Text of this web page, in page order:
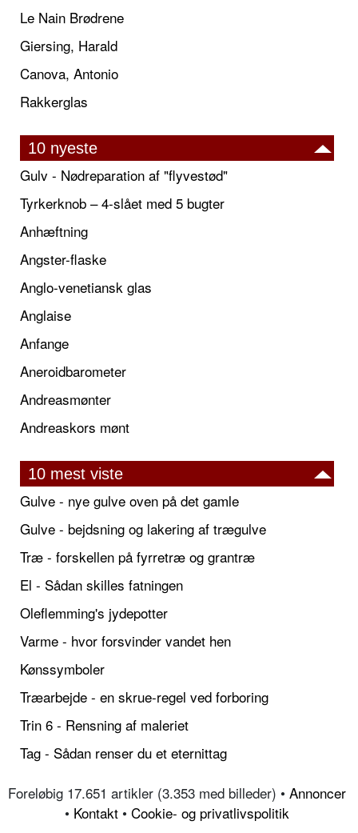
Le Nain Brødrene
Giersing, Harald
Canova, Antonio
Rakkerglas
10 nyeste
Gulv - Nødreparation af "flyvestød"
Tyrkerknob – 4-slået med 5 bugter
Anhæftning
Angster-flaske
Anglo-venetiansk glas
Anglaise
Anfange
Aneroidbarometer
Andreasmønter
Andreaskors mønt
10 mest viste
Gulve - nye gulve oven på det gamle
Gulve - bejdsning og lakering af trægulve
Træ - forskellen på fyrretræ og grantræ
El - Sådan skilles fatningen
Oleflemming's jydepotter
Varme - hvor forsvinder vandet hen
Kønssymboler
Træarbejde - en skrue-regel ved forboring
Trin 6 - Rensning af maleriet
Tag - Sådan renser du et eternittag
Foreløbig 17.651 artikler (3.353 med billeder) • Annoncer
• Kontakt • Cookie- og privatlivspolitik